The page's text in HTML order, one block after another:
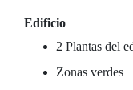
Edificio
2 Plantas del
Zonas verdes